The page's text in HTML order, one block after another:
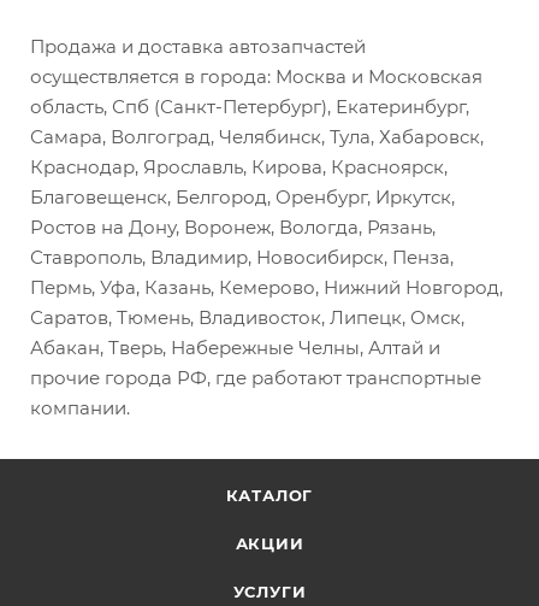
Продажа и доставка автозапчастей
осуществляется в города: Москва и Московская
область, Спб (Санкт-Петербург), Екатеринбург,
Самара, Волгоград, Челябинск, Тула, Хабаровск,
Краснодар, Ярославль, Кирова, Красноярск,
Благовещенск, Белгород, Оренбург, Иркутск,
Ростов на Дону, Воронеж, Вологда, Рязань,
Ставрополь, Владимир, Новосибирск, Пенза,
Пермь, Уфа, Казань, Кемерово, Нижний Новгород,
Саратов, Тюмень, Владивосток, Липецк, Омск,
Абакан, Тверь, Набережные Челны, Алтай и
прочие города РФ, где работают транспортные
компании.
КАТАЛОГ
АКЦИИ
УСЛУГИ